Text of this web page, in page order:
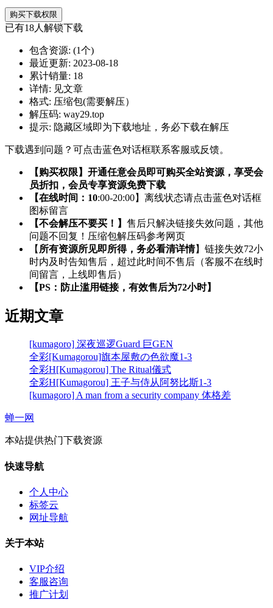
购买下载权限
已有18人解锁下载
包含资源: (1个)
最近更新: 2023-08-18
累计销量: 18
详情: 见文章
格式: 压缩包(需要解压）
解压码: way29.top
提示: 隐藏区域即为下载地址，务必下载在解压
下载遇到问题？可点击蓝色对话框联系客服或反馈。
【购买权限】开通任意会员即可购买全站资源，享受会
员折扣，会员专享资源免费下载
【在线时间：10:00-20:00】离线状态请点击蓝色对话框
图标留言
【不会解压不要买！】 售后只解决链接失效问题，其他
问题不回复！压缩包解压码参考网页
【 所有资源所见即所得，务必看清详情】链接失效72小
时内及时告知售后，超过此时间不售后（客服不在线时
间留言，上线即售后）
【PS：防止滥用链接，有效售后为72小时】
近期文章
[kumagoro] 深夜巡逻Guard 巨GEN
全彩[Kumagorou]旗本屋敷の色欲魔1-3
全彩H[Kumagorou] The Ritual儀式
全彩H[Kumagorou] 王子与侍从阿努比斯1-3
[kumagoro] A man from a security company 体格差
蝉一网
本站提供热门下载资源
快速导航
个人中心
标签云
网址导航
关于本站
VIP介绍
客服咨询
推广计划